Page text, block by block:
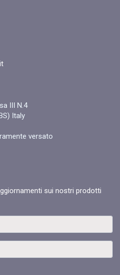
III N.4
Italy
versato
sui nostri prodotti